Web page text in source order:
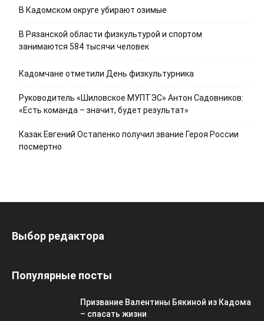
В Кадомском округе убирают озимые
В Рязанской области физкультурой и спортом
занимаются 584 тысячи человек
Кадомчане отметили День физкультурника
Руководитель «Шиловское МУПТЭС» Антон Садовников:
«Есть команда – значит, будет результат»
Казак Евгений Остапенко получил звание Героя России
посмертно
Выбор редактора
Популярные посты
Призвание Валентины Бякиной из Кадома
– спасать жизни